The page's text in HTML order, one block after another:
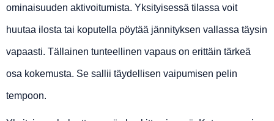
ominaisuuden aktivoitumista. Yksityisessä tilassa voit
huutaa ilosta tai koputella pöytää jännityksen vallassa täysin
vapaasti. Tällainen tunteellinen vapaus on erittäin tärkeä
osa kokemusta. Se sallii täydellisen vaipumisen pelin
tempoon.